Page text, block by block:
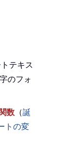
トテキス
字のフォ
関数 （誕
トの変